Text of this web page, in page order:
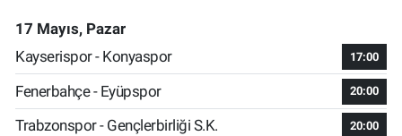
17 Mayıs, Pazar
Kayserispor - Konyaspor
17:00
Fenerbahçe - Eyüpspor 20:00
Trabzonspor - Gençlerbirliği S.K. 20:00